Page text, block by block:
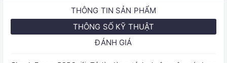
THÔNG TIN SẢN PHẨM
THÔNG SỐ KỸ THUẬT
ĐÁNH GIÁ